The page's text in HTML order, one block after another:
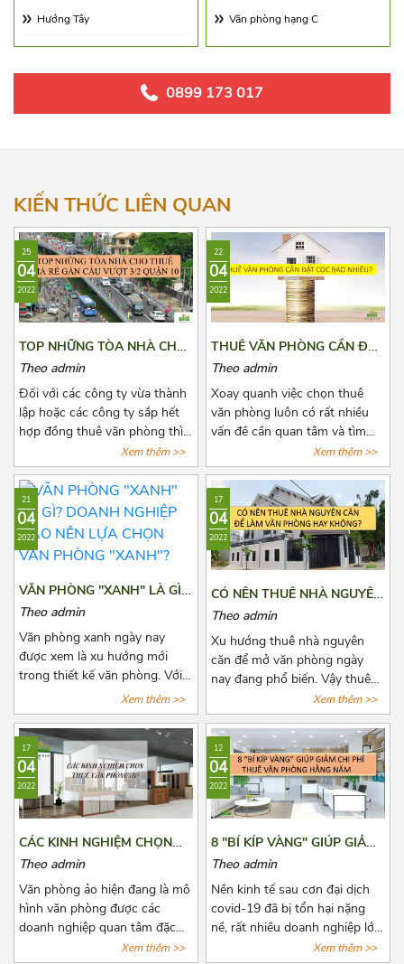
Từ 65.00 - 100.00$/m2 Trên 500m2
Hướng Tây
Hướng Đông Bắc
Văn phòng hạng C
0899 173 017
KIẾN THỨC LIÊN QUAN
25
04
2022
TOP NHỮNG TÒA NHÀ CHO
THUÊ GIÁ RẺ GẦN CẦU
Theo admin
Đối với các công ty vừa thành
lập hoặc các công ty sắp hết
hợp đồng thuê văn phòng thì
việc chọn thuê văn phòng luôn
là vấn đề đáng quan tâm. Để
tìm được một văn phòng vừa
ý, giá cả hợp lý, vị trí thuận tiện
đi lại, cơ sở hạ tầng tốt thật sự
khiến các chủ doanh nghiệp
cân nhắc lựa chọn rất nhiều.
Bài viết này, Azoffice sẽ chia
nhà cho thuê giá rẻ gần cầu
vượt 3/2 quận 10.
Xem thêm >>
22
04
2022
THUÊ VĂN PHÒNG CẦN ĐẶT
CỌC BAO NHIÊU?
Theo admin
Xoay quanh việc chọn thuê
văn phòng luôn có rất nhiều
vấn đề cần quan tâm và tìm
hiểu đặc biệt là các khoản chi
phí thuê, chi phí phát sinh cố
định, tiền cọc,...Chính vì vậy
trước khi quyết định thuê văn
phòng, bên thuê cần biết rõ số
tiền cọc và các loại chi phí
thuê hằng tháng, những quy
định pháp luật có liên quan và
cách để lấy lại tiền cọc trong
những trường hợp rủi ro có
thể xảy ra. Cùng Azoffice tìm
hiểu thêm về nội dung này
trong bài viết dưới đây nhé!
Xem thêm >>
21
04
2022
VĂN PHÒNG "XANH" LÀ GÌ?
DOANH NGHIỆP NÀO NÊN
"XANH"?
Theo admin
Văn phòng xanh ngày nay
được xem là xu hướng mới
trong thiết kế văn phòng. Với
xu hướng này, không những
giúp thanh lọc không khí mà
còn mang tới một không gian
làm việc thư thái và nhiều
năng lượng cho các nhân viên.
Để biết thêm về xu hướng này,
hãy cùng Azoffice theo dõi bài
Xem thêm >>
17
04
2022
CÓ NÊN THUÊ NHÀ NGUYÊN
CĂN ĐỂ LÀM VĂN PHÒNG
Theo admin
Xu hướng thuê nhà nguyên
căn để mở văn phòng ngày
nay đang phổ biến. Vậy thuê
nhà nguyên văn để làm văn
phòng có lợi ích như thế nào?
Có nên hay không nên? Cùng
Azoffice tìm câu trả lời các câu
hỏi này qua bài viết dưới đây
nhé!
Xem thêm >>
17
04
2022
CÁC KINH NGHIỆM CHỌN
THUÊ VĂN PHÒNG ẢO
Theo admin
Văn phòng ảo hiện đang là mô
hình văn phòng được các
doanh nghiệp quan tâm đặc
biệt là các doanh nghiệp có
Xem thêm >>
12
04
2022
8 "BÍ KÍP VÀNG" GIÚP GIẢM
CHI PHÍ THUÊ VĂN PHÒNG
Theo admin
Nền kinh tế sau cơn đại dịch
covid-19 đã bị tổn hại nặng
nề, rất nhiều doanh nghiệp lớn
nhỏ đã phải đóng cửa vĩnh
Xem thêm >>